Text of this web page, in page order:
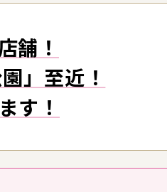
舗！
」至近！
す！